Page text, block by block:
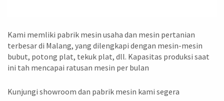
Kami memliki pabrik mesin usaha dan mesin pertanian
terbesar di Malang, yang dilengkapi dengan mesin-mesin
bubut, potong plat, tekuk plat, dll. Kapasitas produksi saat
ini tah mencapai ratusan mesin per bulan
Kunjungi showroom dan pabrik mesin kami segera